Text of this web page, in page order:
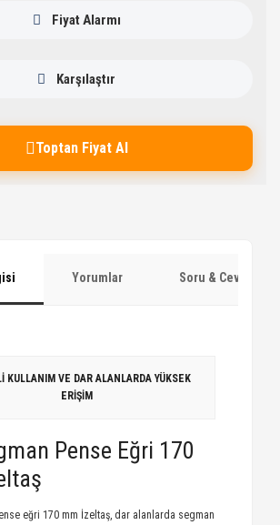
Fiyat Alarmı
Karşılaştır
Toptan Fiyat Al
Yorumlar Soru & Cevap
KULLANIM VE DAR ALANLARDA YÜKSEK
ERİŞİM
Pense Eğri 170
eğri 170 mm İzeltaş, dar alanlarda segman